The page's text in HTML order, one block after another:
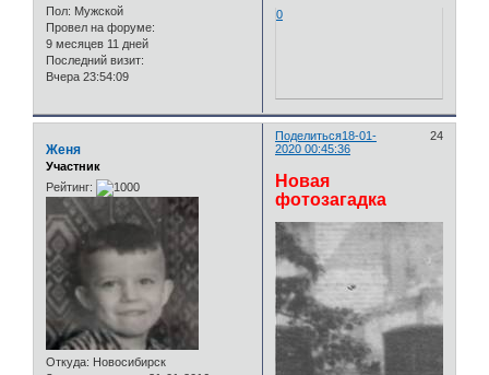
Пол: Мужской
Провел на форуме:
9 месяцев 11 дней
Последний визит:
Вчера 23:54:09
0
Поделиться 24
18-01-
2020 00:45:36
Женя
Участник
Рейтинг:
Откуда: Новосибирск
Новая
фотозагадка